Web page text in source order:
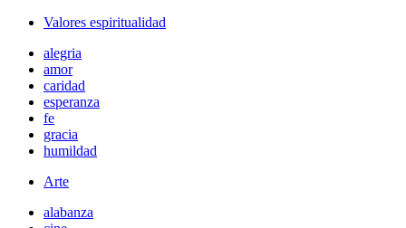
Valores espiritualidad
alegria
amor
caridad
esperanza
fe
gracia
humildad
Arte
alabanza